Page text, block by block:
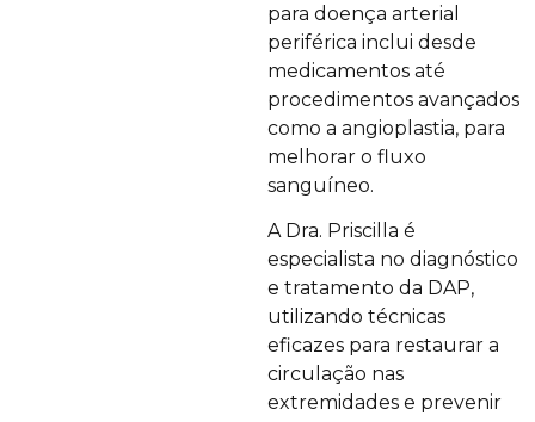
para doença arterial
periférica inclui desde
medicamentos até
procedimentos avançados
como a angioplastia, para
melhorar o fluxo
sanguíneo.
A Dra. Priscilla é
especialista no diagnóstico
e tratamento da DAP,
utilizando técnicas
eficazes para restaurar a
circulação nas
extremidades e prevenir